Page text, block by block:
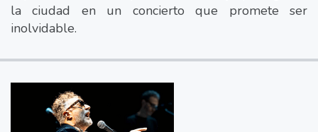
la ciudad en un concierto que promete ser
inolvidable.